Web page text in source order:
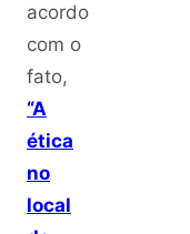
acordo
com o
fato,
“A
ética
no
local